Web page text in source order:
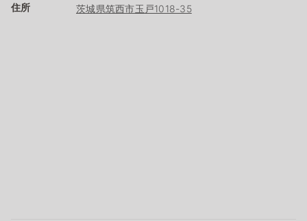
住所 茨城県筑西市玉戸1018-35